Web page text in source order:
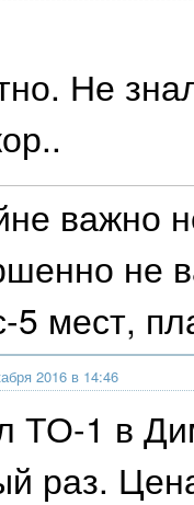
Не
важно
не
5 мест,
2016 в 14:46
ТО-1 в
раз.